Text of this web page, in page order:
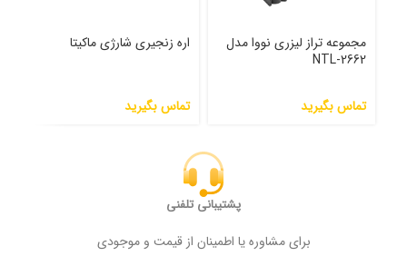
مجموعه تراز لیزری نووا مدل
NTL-2662
تماس بگیرید
اره زنجیری شارژی ماکیتا
تماس بگیرید
پشتیبانی تلفنی
برای مشاوره یا اطمینان از قیمت و موجودی